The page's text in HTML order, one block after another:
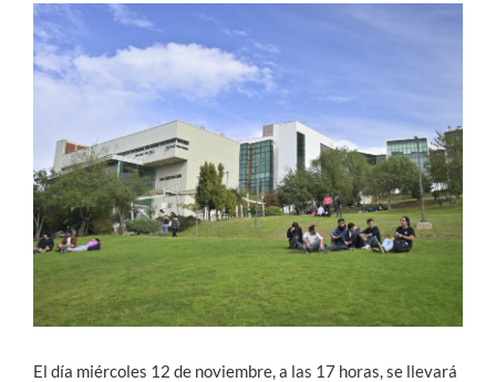
Académicos
Funcionarios
English
El día miércoles 12 de noviembre, a las 17 horas, se llevará